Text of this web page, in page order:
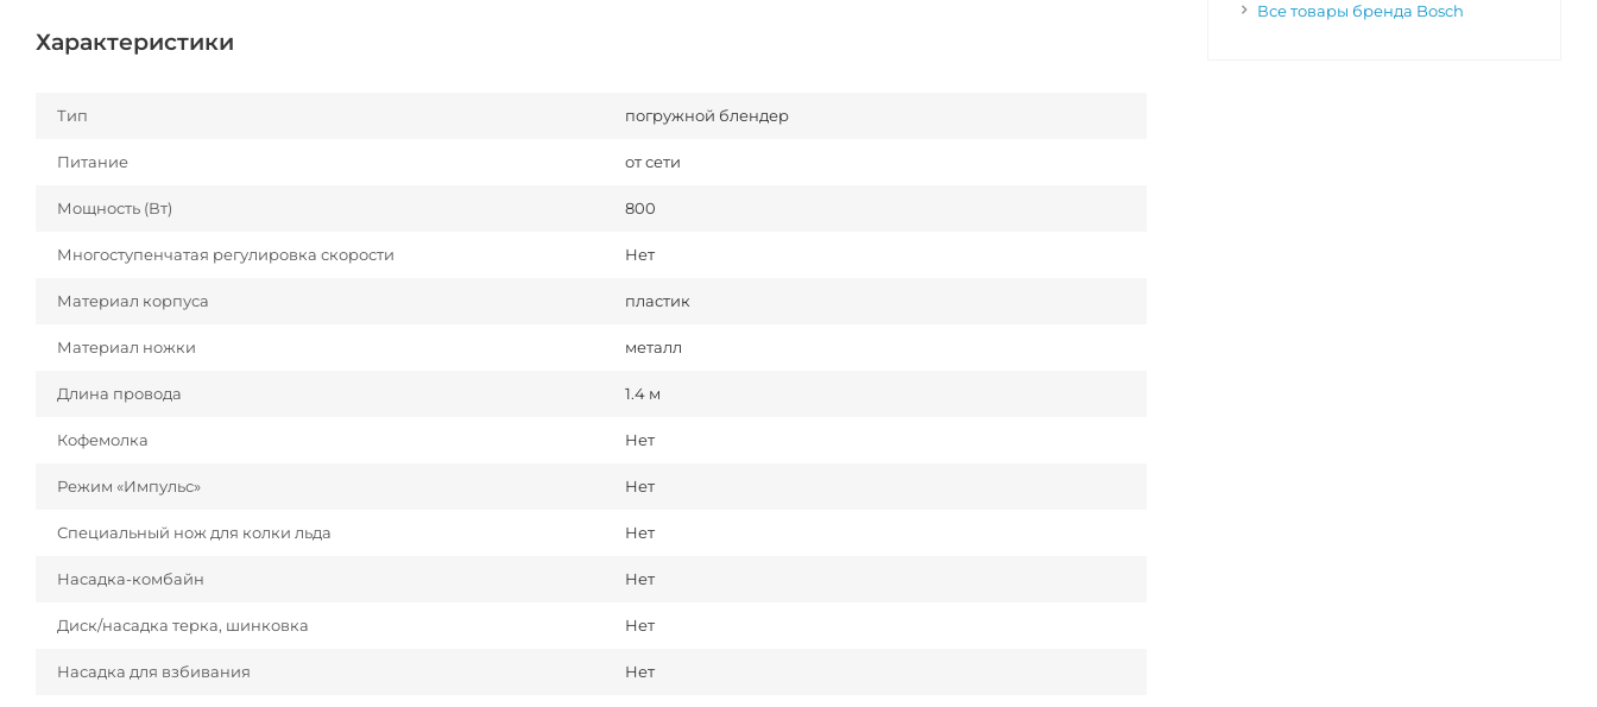
Характеристики
Тип погружной блендер
Питание от сети
Мощность (Вт) 800
Многоступенчатая регулировка скорости Нет
Материал корпуса пластик
Материал ножки металл
Длина провода 1.4 м
Кофемолка Нет
Режим «Импульс» Нет
Специальный нож для колки льда Нет
Насадка-комбайн Нет
Диск/насадка терка, шинковка Нет
Насадка для взбивания Нет
Все товары бренда Bosch